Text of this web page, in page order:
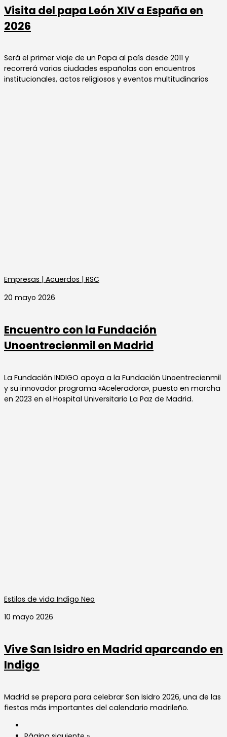
Visita del papa León XIV a España en
2026
Será el primer viaje de un Papa al país desde 2011 y
recorrerá varias ciudades españolas con encuentros
institucionales, actos religiosos y eventos multitudinarios
Empresas | Acuerdos | RSC
20 mayo 2026
Encuentro con la Fundación
Unoentrecienmil en Madrid
La Fundación INDIGO apoya a la Fundación Unoentrecienmil
y su innovador programa «Aceleradora», puesto en marcha
en 2023 en el Hospital Universitario La Paz de Madrid.
Estilos de vida Indigo Neo
10 mayo 2026
Vive San Isidro en Madrid aparcando en
Indigo
Madrid se prepara para celebrar San Isidro 2026, una de las
fiestas más importantes del calendario madrileño.